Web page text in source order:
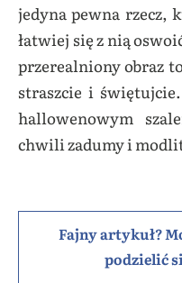
jedyna pewna rzecz,
łatwiej się z nią
przerealniony obraz
straszcie i
hallowenowym
chwili zadumy i
Fajny artykuł?
podzielić